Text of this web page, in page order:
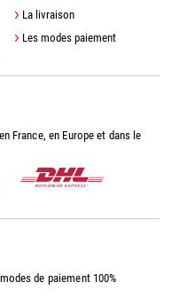
La livraison
Les modes paiement
France, en Europe et dans le
de paiement 100%